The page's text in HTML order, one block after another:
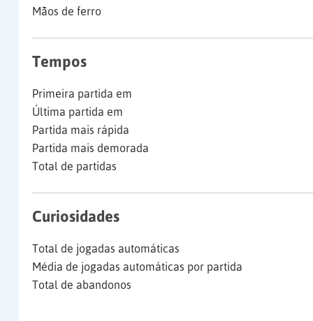
Mãos de ferro
Tempos
Primeira partida em
Última partida em
Partida mais rápida
Partida mais demorada
Total de partidas
Curiosidades
Total de jogadas automáticas
Média de jogadas automáticas por partida
Total de abandonos